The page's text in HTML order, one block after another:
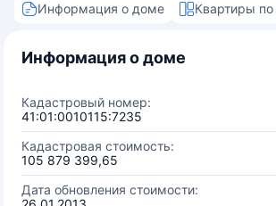
Информация о доме Квартиры
Информация о доме
Кадастровый номер:
41:01:0010115:7235
Кадастровая стоимость:
105 879 399,65
Дата обновления стоимости: